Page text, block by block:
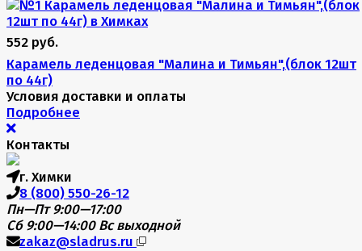
552 руб.
Карамель леденцовая "Малина и Тимьян",(блок 12шт
по 44г)
Условия доставки и оплаты
Подробнее
Контакты
г. Химки
8 (800) 550-26-12
Пн—Пт 9:00—17:00
Сб 9:00—14:00 Вс выходной
zakaz@sladrus.ru